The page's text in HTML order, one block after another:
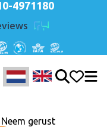
4971180
gerust